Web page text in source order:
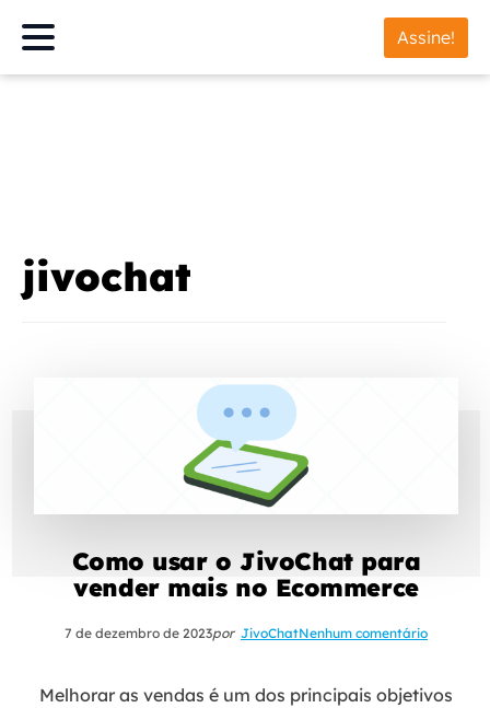
Assine!
jivochat
Como usar o JivoChat para
vender mais no Ecommerce
7 de dezembro de 2023por JivoChatNenhum comentário
Melhorar as vendas é um dos principais objetivos